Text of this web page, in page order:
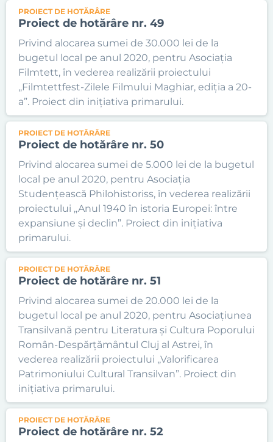
PROIECT DE HOTĂRÂRE
Proiect de hotărâre nr. 49
Privind alocarea sumei de 30.000 lei de la
bugetul local pe anul 2020, pentru Asociația
Filmtett, în vederea realizării proiectului
,,Filmtettfest-Zilele Filmului Maghiar, ediția a 20-
a”. Proiect din inițiativa primarului.
PROIECT DE HOTĂRÂRE
Proiect de hotărâre nr. 50
Privind alocarea sumei de 5.000 lei de la bugetul
local pe anul 2020, pentru Asociația
Studențească Philohistoriss, în vederea realizării
proiectului ,,Anul 1940 în istoria Europei: între
expansiune și declin”. Proiect din inițiativa
primarului.
PROIECT DE HOTĂRÂRE
Proiect de hotărâre nr. 51
Privind alocarea sumei de 20.000 lei de la
bugetul local pe anul 2020, pentru Asociațiunea
Transilvană pentru Literatura și Cultura Poporului
Român-Despărțământul Cluj al Astrei, în
vederea realizării proiectului ,,Valorificarea
Patrimoniului Cultural Transilvan”. Proiect din
inițiativa primarului.
PROIECT DE HOTĂRÂRE
Proiect de hotărâre nr. 52